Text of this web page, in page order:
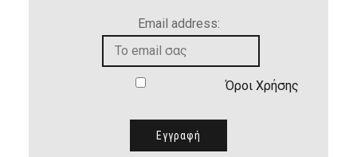
Email address:
Όροι Χρήσης